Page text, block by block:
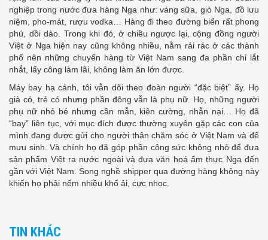
nghiệp trong nước đưa hàng Nga như: váng sữa, giò Nga, đồ lưu
niệm, pho-mát, rượu vodka… Hàng đi theo đường biển rất phong
phú, dồi dào. Trong khi đó, ở chiều ngược lại, cộng đồng người
Việt ở Nga hiện nay cũng không nhiều, nằm rải rác ở các thành
phố nên những chuyến hàng từ Việt Nam sang đa phần chỉ lắt
nhắt, lấy công làm lãi, không làm ăn lớn được.
Máy bay hạ cánh, tôi vẫn dõi theo đoàn người “đặc biệt” ấy. Họ
già có, trẻ có nhưng phần đông vẫn là phụ nữ. Họ, những người
phụ nữ nhỏ bé nhưng cần mẫn, kiên cường, nhẫn nại… Họ đã
“bay” liên tục, với mục đích được thường xuyên gặp các con của
mình đang được gửi cho người thân chăm sóc ở Việt Nam và để
mưu sinh. Và chính họ đã góp phần công sức không nhỏ để đưa
sản phẩm Việt ra nước ngoài và đưa văn hoá ẩm thực Nga đến
gần với Việt Nam. Song nghề shipper qua đường hàng không này
khiến họ phải nếm nhiều khổ ải, cực nhọc.
TIN KHÁC